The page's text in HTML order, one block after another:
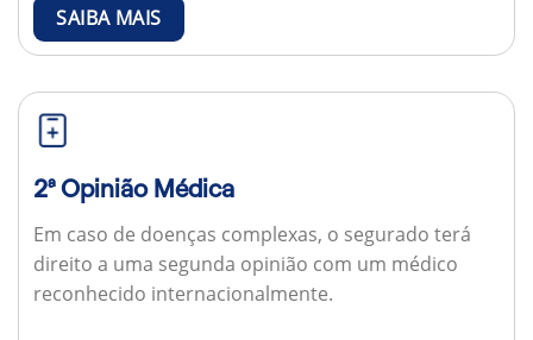
SAIBA MAIS
2ª Opinião Médica
Em caso de doenças complexas, o segurado terá
direito a uma segunda opinião com um médico
reconhecido internacionalmente.